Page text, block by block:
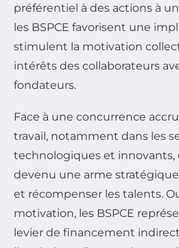
préférentiel à des actions à un
les BSPCE favorisent une
stimulent la motivation
intérêts des collaborateurs
fondateurs.
Face à une concurrence
travail, notamment dans les
technologiques et innovants,
devenu une arme
et récompenser les talents.
motivation, les BSPCE
levier de financement